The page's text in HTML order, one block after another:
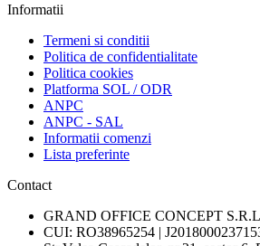
Informatii
Termeni si conditii
Politica de confidentialitate
Politica cookies
Platforma SOL / ODR
ANPC
ANPC - SAL
Informatii comenzi
Lista preferinte
Contact
GRAND OFFICE CONCEPT
CUI: RO38965254 |